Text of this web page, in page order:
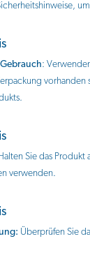
:
vorhanden
Sie das
verwenden.
Überprüfen Sie